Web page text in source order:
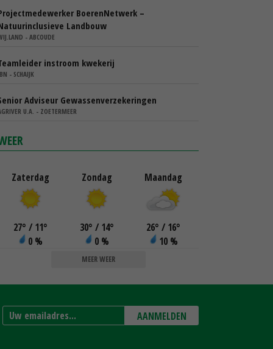
BoerenNetwerk –
Landbouw
- ABCOUDE
instroom kwekerij
- SCHAIJK
Adviseur Gewassenverzekeringen
U.A. - ZOETERMEER
Zaterdag
27° / 11°
0 %
Zondag
30° / 14°
0 %
Maandag
26° / 16°
10 %
MEER WEER
AANMELDEN